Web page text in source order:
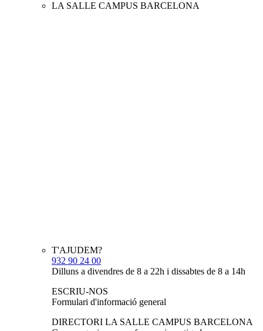
LA SALLE CAMPUS BARCELONA
T'AJUDEM?
932 90 24 00
Dilluns a divendres de 8 a 22h i dissabtes de 8 a 14h
ESCRIU-NOS
Formulari d'informació general
DIRECTORI LA SALLE CAMPUS BARCELONA